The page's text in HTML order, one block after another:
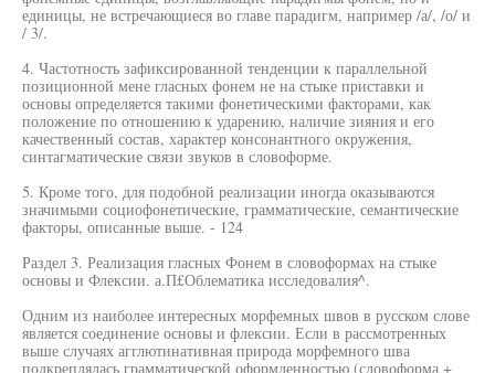
единицы, не встречающиеся во главе парадигм, например /а/, /о/ и
/ 3/.
4. Частотность зафиксированной тенденции к параллельной
позиционной мене гласных фонем не на стыке приставки и
основы определяется такими фонетическими факторами, как
положение по отношению к ударению, наличие зияния и его
качественный состав, характер консонантного окружения,
синтагматические связи звуков в словоформе.
5. Кроме того, для подобной реализации иногда оказываются
значимыми социофонетические, грамматические, семантические
факторы, описанные выше. - 124
Раздел 3. Реализация гласных Фонем в словоформах на стыке
основы и Флексии. а.П£Облематика исследовалия^.
Одним из наиболее интересных морфемных швов в русском слове
является соединение основы и флексии. Если в рассмотренных
выше случаях агглютинативная природа морфемного шва
подкреплялась грамматической оформленностью (словоформа +